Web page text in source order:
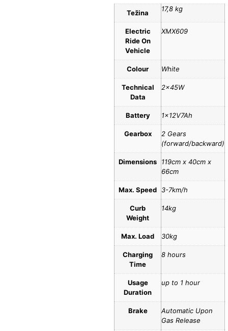
Težina 17,8 kg
Electric
Ride On
Vehicle
XMX609
Colour White
Technical
Data
2x45W
Battery 1x12V7Ah
Gearbox
2 Gears
(forward/backward)
Dimensions
119cm x 40cm x
66cm
Max. Speed 3-7km/h
Curb
Weight
14kg
Max. Load 30kg
Charging
Time
8 hours
Usage
Duration
up to 1 hour
Brake
Automatic Upon
Gas Release